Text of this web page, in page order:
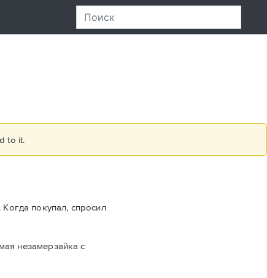
to it.
покупал, спросил
незамерзайка с